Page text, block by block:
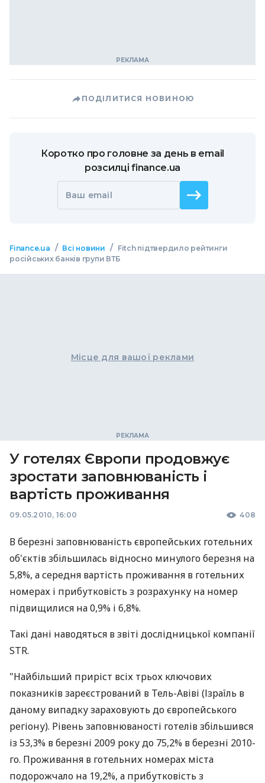
ПОДІЛИТИСЯ НОВИНОЮ
Коротко про головне за день в email
розсилці finance.ua
Ваш email
Finance.ua / Всі новини /
Fitch підтвердило рейтинги
російських банків групи ВТБ
Місце для вашої реклами
У готелях Європи продовжує
зростати заповнюваність і
вартість проживання
09.05.2010, 16:00 408
В березні заповнюваність європейських готельних
об'єктів збільшилась відносно минулого березня на
5,8%, а середня вартість проживання в готельних
номерах і прибутковість з розрахунку на номер
підвищилися на 0,9% і 6,8%.
Такі дані наводяться в звіті дослідницької компанії
STR.
"Найбільший приріст всіх трьох ключових
показників зареєстрований в Тель-Авіві (Ізраїль в
даному випадку зараховують до європейського
регіону). Рівень заповнюваності готелів збільшився
із 53,3% в березні 2009 року до 75,2% в березні 2010-
го. Проживання в готельних номерах міста
подорожчало на 19,2%, а прибутковість з